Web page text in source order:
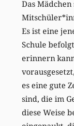
Das
Es ist eine
Schule
erinnern
es eine gute
sind, die im
diese Weise